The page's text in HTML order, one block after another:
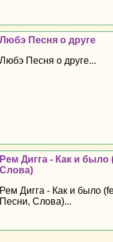
Любэ Песня о друге
Любэ Песня о друге...
Рем Дигга - Как и было
Слова)
Рем Дигга - Как и было
Песни, Слова)...